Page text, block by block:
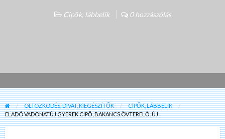
Cipők, lábbelik 0 hozzászólás
ÖLTÖZKÖDÉS, DIVAT, KIEGÉSZÍTŐK
CIPŐK, LÁBBELIK
ELADÓ VADONATÚJ GYEREK CIPŐ, BAKANCS.ÖVTERELŐ. ÚJ